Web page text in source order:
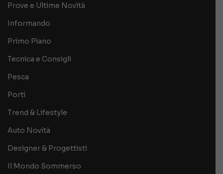
Prove e Ultime Novità
Informando
Primo Piano
Tecnica e Consigli
Pesca
Porti
Trend & Lifestyle
Auto Novità
Designer & Progettisti
Il Mondo Sommerso